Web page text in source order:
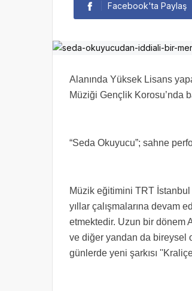
Facebook'ta Paylaş
Alanında Yüksek Lisans
Müziği Gençlik Korosu’nda
“Seda Okuyucu”; sahne
Müzik eğitimini TRT
yıllar çalışmalarına devam
etmektedir. Uzun bir dönem
ve diğer yandan da bireysel
günlerde yeni şarkısı